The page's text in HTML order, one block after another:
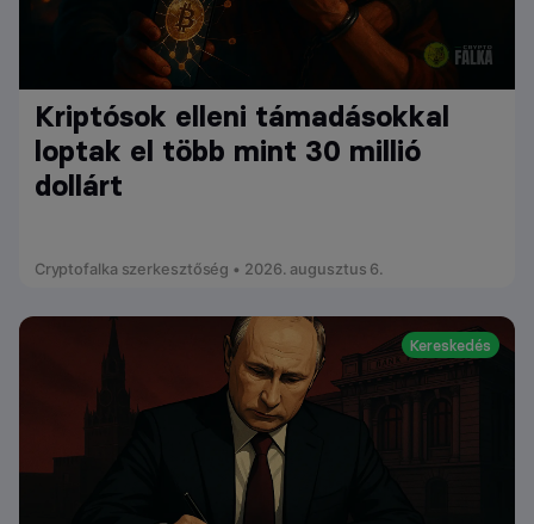
Kriptósok elleni támadásokkal
loptak el több mint 30 millió
dollárt
Cryptofalka szerkesztőség • 2026. augusztus 6.
Kereskedés